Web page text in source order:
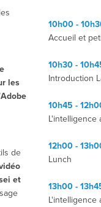
les
Adobe
de
et
10h00 -
Accueil et
10h30 -
Introduction
10h45 -
L'intelligence
12h00 -
Lunch
13h00 -